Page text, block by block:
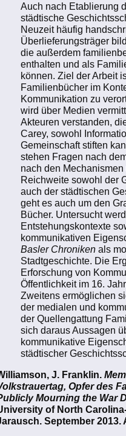
Auch nach Etablierung
städtische
Neuzeit häufig
Überlieferungsträger
die außerdem
enthalten und als
können. Ziel der Arbeit
Familienbücher im
Kommunikation zu
wird über Medien
Akteuren verstanden,
Carey, sowohl
Gemeinschaft stiften
stehen Fragen nach
nach den
Reichweite sowohl der
auch der städtischen
geht es auch um den
Bücher. Untersucht
Entstehungskontexte
kommunikativen
Basler Chroniken als
Stadtgeschichte. Die
Erforschung von
Öffentlichkeit im 16.
Zweitens ermöglichen
der medialen und
der Quellengattung
sich daraus Aussagen
kommunikative
städtischer
J. Franklin.
Opfer des
Mourning the War
of North
September 2013.